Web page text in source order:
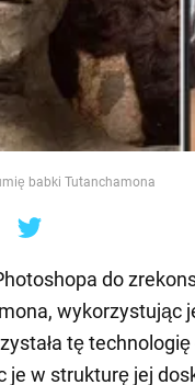
babki Tutanchamona
do
wykorzystując
tę
je w strukturę jej